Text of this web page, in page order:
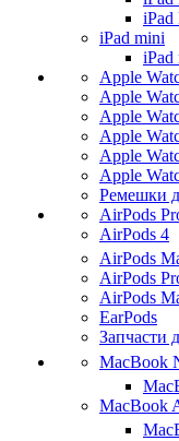
iPad
iPad mini
iPad
Apple
Apple
Apple
Apple
Apple
Apple
Ремешки
AirPods
AirPods 4
AirPods
AirPods
AirPods
EarPods
Запчасти
MacBook
MacBook